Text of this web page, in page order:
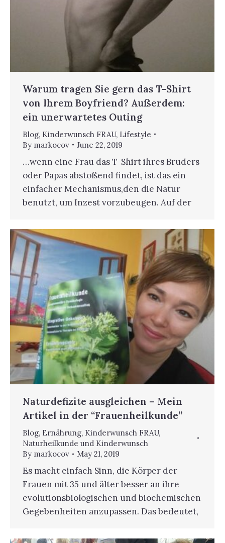
Warum tragen Sie gern das T-Shirt
von Ihrem Boyfriend? Außerdem:
ein unerwartetes Outing
Blog, Kinderwunsch FRAU, Lifestyle
By markocov June 22, 2019
…wenn eine Frau das T-Shirt ihres Bruders
oder Papas abstoßend findet, ist das ein
einfacher Mechanismus,den die Natur
benutzt, um Inzest vorzubeugen. Auf der
Naturdefizite ausgleichen – Mein
Artikel in der “Frauenheilkunde”
Blog, Ernährung, Kinderwunsch FRAU,
Naturheilkunde und Kinderwunsch
By markocov May 21, 2019
Es macht einfach Sinn, die Körper der
Frauen mit 35 und älter besser an ihre
evolutionsbiologischen und biochemischen
Gegebenheiten anzupassen. Das bedeutet,